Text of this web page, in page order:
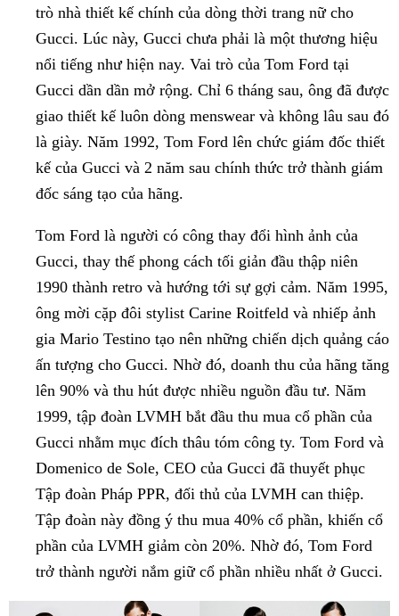
trò nhà thiết kế chính của dòng thời trang nữ cho
Gucci. Lúc này, Gucci chưa phải là một thương hiệu
nổi tiếng như hiện nay. Vai trò của Tom Ford tại
Gucci dần dần mở rộng. Chỉ 6 tháng sau, ông đã được
giao thiết kế luôn dòng menswear và không lâu sau đó
là giày. Năm 1992, Tom Ford lên chức giám đốc thiết
kế của Gucci và 2 năm sau chính thức trở thành giám
đốc sáng tạo của hãng.
Tom Ford là người có công thay đổi hình ảnh của
Gucci, thay thế phong cách tối giản đầu thập niên
1990 thành retro và hướng tới sự gợi cảm. Năm 1995,
ông mời cặp đôi stylist Carine Roitfeld và nhiếp ảnh
gia Mario Testino tạo nên những chiến dịch quảng cáo
ấn tượng cho Gucci. Nhờ đó, doanh thu của hãng tăng
lên 90% và thu hút được nhiều nguồn đầu tư. Năm
1999, tập đoàn LVMH bắt đầu thu mua cổ phần của
Gucci nhằm mục đích thâu tóm công ty. Tom Ford và
Domenico de Sole, CEO của Gucci đã thuyết phục
Tập đoàn Pháp PPR, đối thủ của LVMH can thiệp.
Tập đoàn này đồng ý thu mua 40% cổ phần, khiến cổ
phần của LVMH giảm còn 20%. Nhờ đó, Tom Ford
trở thành người nắm giữ cổ phần nhiều nhất ở Gucci.